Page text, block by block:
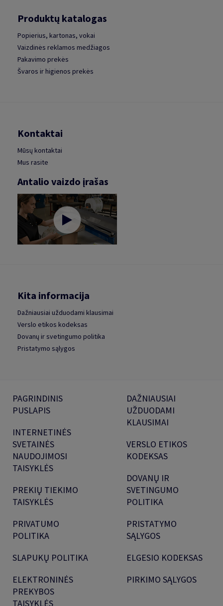
Produktų katalogas
Popierius, kartonas, vokai
Vaizdinės reklamos medžiagos
Pakavimo prekės
Švaros ir higienos prekės
Kontaktai
Mūsų kontaktai
Mus rasite
Antalio vaizdo įrašas
Kita informacija
Dažniausiai užduodami klausimai
Verslo etikos kodeksas
Dovanų ir svetingumo politika
Pristatymo sąlygos
PAGRINDINIS
PUSLAPIS
INTERNETINĖS
SVETAINĖS
NAUDOJIMOSI
TAISYKLĖS
PREKIŲ TIEKIMO
TAISYKLĖS
PRIVATUMO
POLITIKA
SLAPUKŲ POLITIKA
ELEKTRONINĖS
PREKYBOS
TAISYKLĖS
DAŽNIAUSIAI
UŽDUODAMI
KLAUSIMAI
VERSLO ETIKOS
KODEKSAS
DOVANŲ IR
SVETINGUMO
POLITIKA
PRISTATYMO
SĄLYGOS
ELGESIO KODEKSAS
PIRKIMO SĄLYGOS